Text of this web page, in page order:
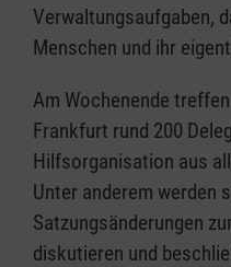
Verwaltungsaufgaben,
Menschen und ihr
Am Wochenende
Frankfurt rund 200
Hilfsorganisation aus
Unter anderem werden
Satzungsänderungen
diskutieren und